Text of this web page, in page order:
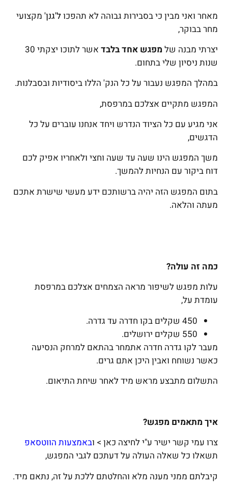
מאחר ואני מבין כי בסבירות גבוהה לא תהפכול'גנן'מקצועי
מחר בבוקר,
יצרתי מבנה שלמפגש אחד בלבד
אשר לתוכו יצקתי 30
שנות ניסיון שלי בתחום.
במהלך המפגש נעבור על כל הנק' הללו ביסודיות ובסבלנות.
המפגש מתקיים אצלכם במרפסת,
אני מגיע עם כל הציוד הנדרש ויחד אנחנו עוברים על כל
הדגשים,
משך המפגש הינו שעה עד שעה וחצי ולאחריו אפיק לכם
דוח ביקור עם הנחיות להמשך.
בתום המפגש הזה יהיה ברשותכם ידע מעשי שישרת אתכם
מעתה והלאה.
כמה זה עולה?
עלות מפגש לשיפור מראה הצמחים אצלכם במרפסת
עומדת על,
450 שקלים בקו חדרה עד גדרה.
550 שקלים ירושלים.
מעבר לקו גדרה חדרה אתמחר בהתאם למרחק הנסיעה
כאשר נשוחח ואבין היכן אתם גרים.
התשלום מתבצע מראש מיד לאחר שיחת התיאום.
איך מתאמים מפגש?
צרו עמי קשר ישיר ע"י לחיצה כאן > ו באמצעות הווטסאפ
תשאלו כל שאלה העולה על דעתכם לגבי המפגש,
קיבלתם ממני מענה מלא והחלטתם ללכת על זה, נתאם מיד.